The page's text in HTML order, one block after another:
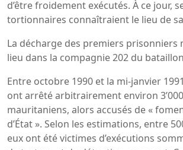
d’être froidement exécutés. À ce jour,
tortionnaires connaîtraient le lieu de
La décharge des premiers prisonniers
lieu dans la compagnie 202 du
Entre octobre 1990 et la mi-janvier
ont arrêté arbitrairement environ
mauritaniens, alors accusés de «
d’État ». Selon les estimations, entre
eux ont été victimes d’exécutions